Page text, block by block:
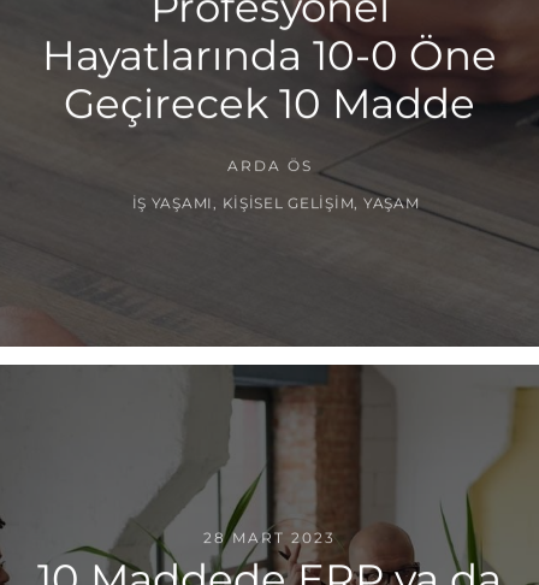
Hayatlarında 10-0 Öne
Geçirecek 10 Madde
ARDA ÖS
İŞ YAŞAMI KIŞISEL GELIŞIM YAŞAM
28 MART 2023